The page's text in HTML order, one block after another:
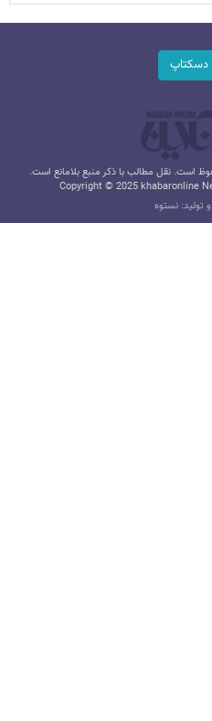
است. نقل مطالب با ذکر منبع بلامانع است.
Copyright © 2025 khabaronline
تولید: نستوه